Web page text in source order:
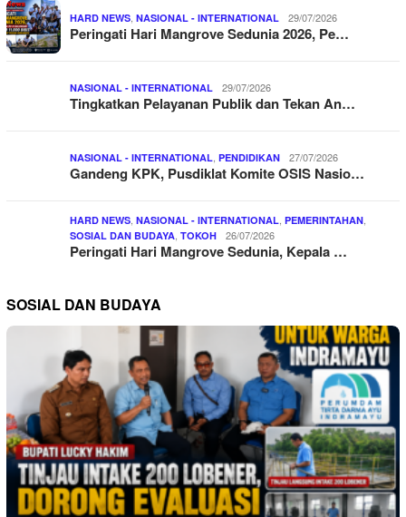
HARD NEWS, NASIONAL - INTERNATIONAL 29/07/2026
Peringati Hari Mangrove Sedunia 2026, Pe…
NASIONAL - INTERNATIONAL 29/07/2026
Tingkatkan Pelayanan Publik dan Tekan An…
NASIONAL - INTERNATIONAL, PENDIDIKAN 27/07/2026
Gandeng KPK, Pusdiklat Komite OSIS Nasio…
HARD NEWS, NASIONAL - INTERNATIONAL, PEMERINTAHAN,
SOSIAL DAN BUDAYA, TOKOH 26/07/2026
Peringati Hari Mangrove Sedunia, Kepala …
SOSIAL DAN BUDAYA